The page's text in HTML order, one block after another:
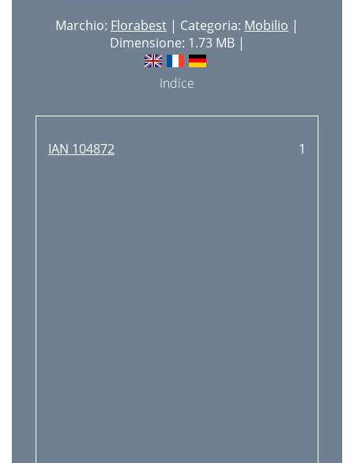
Marchio: Florabest | Categoria: Mobilio |
Dimensione: 1.73 MB |
Indice
IAN 104872 1